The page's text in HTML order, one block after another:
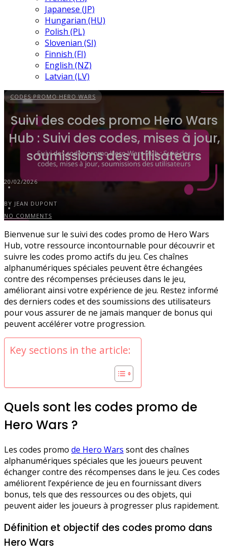
Japanese (JP)
Hungarian (HU)
Polish (PL)
Slovenian (SI)
Finnish (FI)
English (NZ)
Latvian (LV)
CODES PROMO HERO WARS
Suivi des codes promo Hero Wars
Hub : Suivi des codes, mises à jour,
soumissions des utilisateurs
20/02/2026
BY JEAN DUPONT
NO COMMENTS
Bienvenue sur le suivi des codes promo de Hero Wars
Hub, votre ressource incontournable pour découvrir et
suivre les codes promo actifs du jeu. Ces chaînes
alphanumériques spéciales peuvent être échangées
contre des récompenses précieuses dans le jeu,
améliorant ainsi votre expérience de jeu. Restez informé
des derniers codes et des soumissions des utilisateurs
pour vous assurer de ne jamais manquer de bonus qui
peuvent accélérer votre progression.
Key sections in the article:
Quels sont les codes promo de
Hero Wars ?
Les codes promo de Hero Wars sont des chaînes
alphanumériques spéciales que les joueurs peuvent
échanger contre des récompenses dans le jeu. Ces codes
améliorent l’expérience de jeu en fournissant divers
bonus, tels que des ressources ou des objets, qui
peuvent aider les joueurs à progresser plus rapidement.
Définition et objectif des codes promo dans
Hero Wars